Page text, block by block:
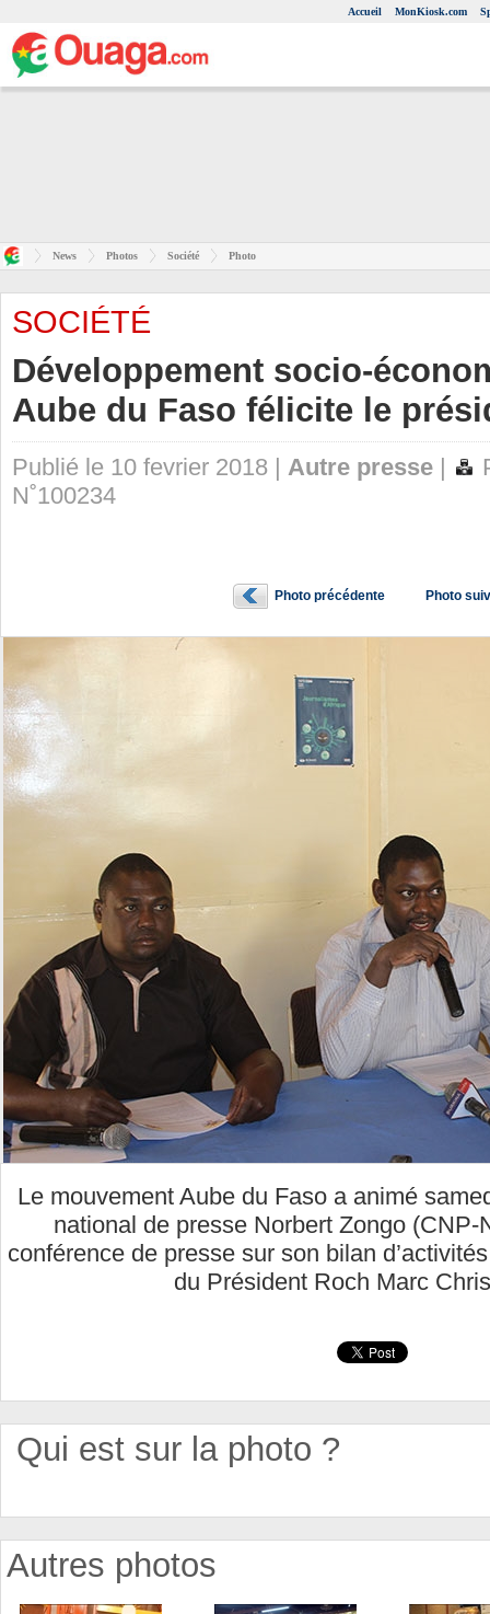
Accueil MonKiosk.com
News Photos Société Photo
SOCIÉTÉ
Développement socio-
Aube du Faso félicite le
Publié le 10 fevrier 2018 | Autre presse |
N˚100234
Photo précédente Photo
Le mouvement Aube du Faso a animé
national de presse Norbert Zongo (CNP-
conférence de presse sur son bilan
du Président Roch Marc
Qui est sur la photo ?
Autres photos